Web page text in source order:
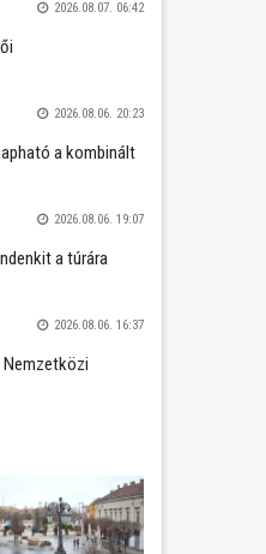
2026.08.07. 06:42
2026.08.06. 20:23
a kombinált
2026.08.06. 19:07
a túrára
2026.08.06. 16:37
Nemzetközi